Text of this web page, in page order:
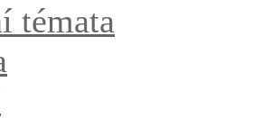
témata